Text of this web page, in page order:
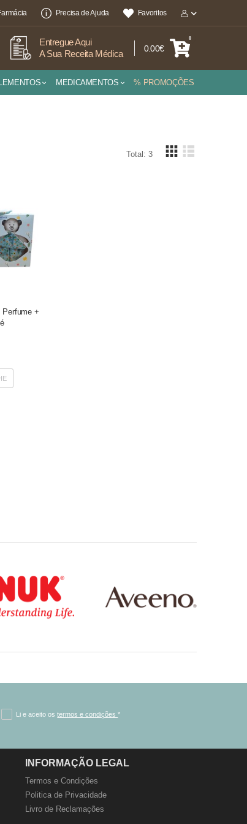
Precisa de Ajuda Favoritos
Entregue Aqui
A Sua Receita Médica
0.00€
0
MEDICAMENTOS % PROMOÇÕES
Total: 3
Perfume +
Li e aceito ostermos e condições*
INFORMAÇÃO LEGAL
Termos e Condições
Politica de Privacidade
Livro de Reclamações